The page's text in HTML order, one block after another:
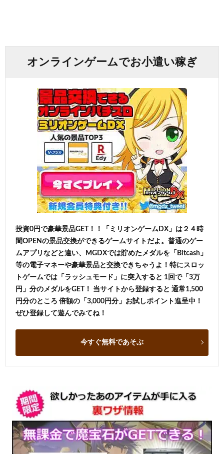
オンラインゲームでお小遣い稼ぎ
投資0円で豪華景品GET！！「ミリオンゲームDX」は２４時
間OPENの景品交換ができるゲームサイトだよ。普通のゲー
ムアプリなどと違い、MGDXでは貯めたメダルを「Bitcash」
等の電子マネーや豪華景品と交換できちゃうよ！特にスロッ
トゲームでは「ラッシュモード」に突入すると 1回で「3万
円」分のメダルをGET！ 当サイトから登録すると 通常1,500
円分のところ 倍額の「3,000円分」お試しポイント進呈中！
ぜひ登録して遊んでみてね！
今すぐ無料であそぶ